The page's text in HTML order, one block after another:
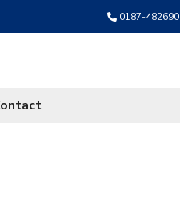
0187-482690